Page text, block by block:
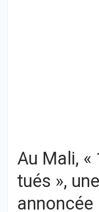
Au Mali, «
tués »,
annoncée